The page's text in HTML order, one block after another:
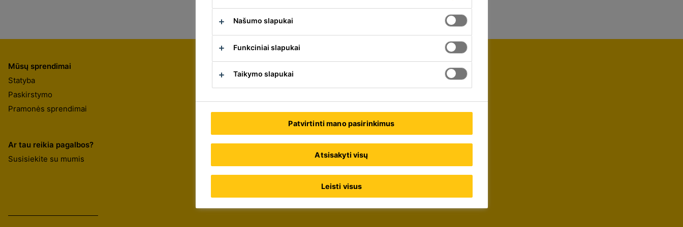
Mūsų sprendimai
Statyba
Paskirstymo
Pramonės sprendimai
Ar tau reikia pagalbos?
Susisiekite su mumis
Našumo slapukai
Funkciniai slapukai
Taikymo slapukai
Patvirtinti mano pasirinkimus
Atsisakyti visų
Leisti visus